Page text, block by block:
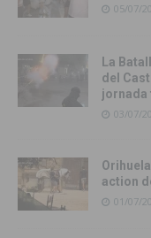
05/07/
La
del
jornada
03/07/
action
01/07/